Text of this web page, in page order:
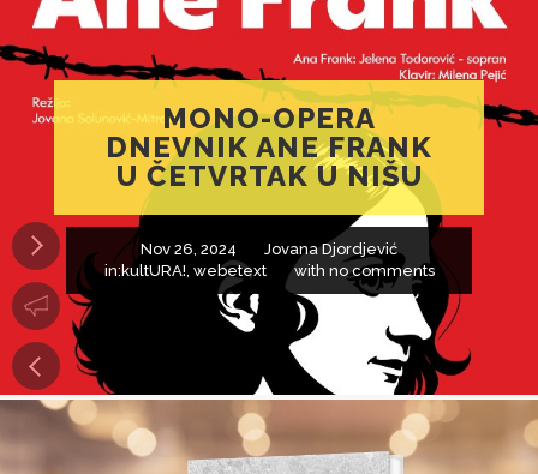
MONO-OPERA
DNEVNIK ANE FRANK
U ČETVRTAK U NIŠU
Nov 26, 2024
Jovana Djordjević
in:kultURA! webetext with no comments